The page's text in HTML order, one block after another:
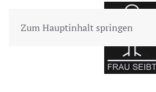
Zum Hauptinhalt springen